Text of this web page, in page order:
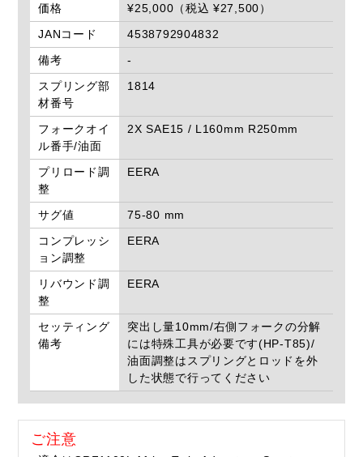
価格
¥25,000（税込 ¥27,500）
JANコード
4538792904832
備考
-
スプリング部
材番号
1814
フォークオイ
ル番手/油面
2X SAE15 / L160mm R250mm
プリロード調
整
EERA
サグ値
75-80 mm
コンプレッシ
ョン調整
EERA
リバウンド調
整
EERA
セッティング
備考
突出し量10mm/右側フォークの分解
には特殊工具が必要です(HP-T85)/
油面調整はスプリングとロッドを外
した状態で行ってください
ご注意